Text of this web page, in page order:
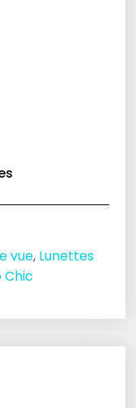
vue, Lunettes
Chic